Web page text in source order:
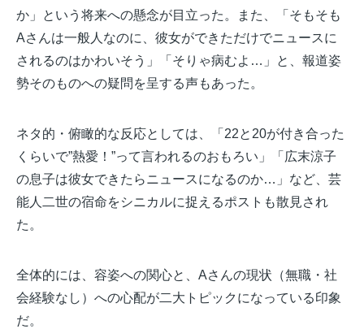
か」という将来への懸念が目立った。また、「そもそも
Aさんは一般人なのに、彼女ができただけでニュースに
されるのはかわいそう」「そりゃ病むよ…」と、報道姿
勢そのものへの疑問を呈する声もあった。
ネタ的・俯瞰的な反応としては、「22と20が付き合った
くらいで”熱愛！”って言われるのおもろい」「広末涼子
の息子は彼女できたらニュースになるのか…」など、芸
能人二世の宿命をシニカルに捉えるポストも散見され
た。
全体的には、容姿への関心と、Aさんの現状（無職・社
会経験なし）への心配が二大トピックになっている印象
だ。